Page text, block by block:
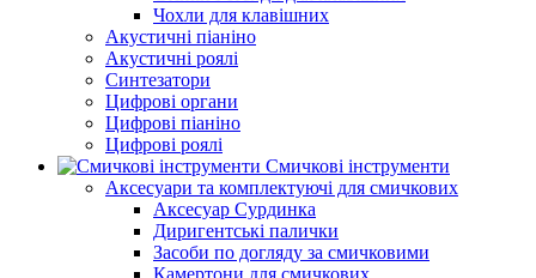
Чохли для клавішних
Акустичні піаніно
Акустичні роялі
Синтезатори
Цифрові органи
Цифрові піаніно
Цифрові роялі
Смичкові інструменти
Аксесуари та комплектуючі для смичкових
Аксесуар Сурдинка
Диригентські палички
Засоби по догляду за смичковими
Камертони для смичкових